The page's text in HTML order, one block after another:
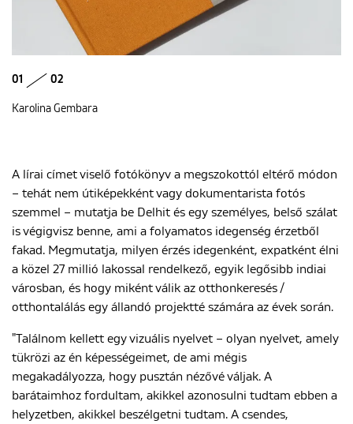
01 02
Karolina Gembara
A lírai címet viselő fotókönyv a megszokottól eltérő módon
– tehát nem útiképekként vagy dokumentarista fotós
szemmel – mutatja be Delhit és egy személyes, belső szálat
is végigvisz benne, ami a folyamatos idegenség érzetből
fakad. Megmutatja, milyen érzés idegenként, expatként élni
a közel 27 millió lakossal rendelkező, egyik legősibb indiai
városban, és hogy miként válik az otthonkeresés /
otthontalálás egy állandó projektté számára az évek során.
"Találnom kellett egy vizuális nyelvet – olyan nyelvet, amely
tükrözi az én képességeimet, de ami mégis
megakadályozza, hogy pusztán nézővé váljak. A
barátaimhoz fordultam, akikkel azonosulni tudtam ebben a
helyzetben, akikkel beszélgetni tudtam. A csendes,